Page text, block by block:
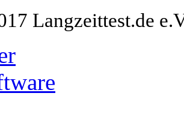
Langzeittest.de